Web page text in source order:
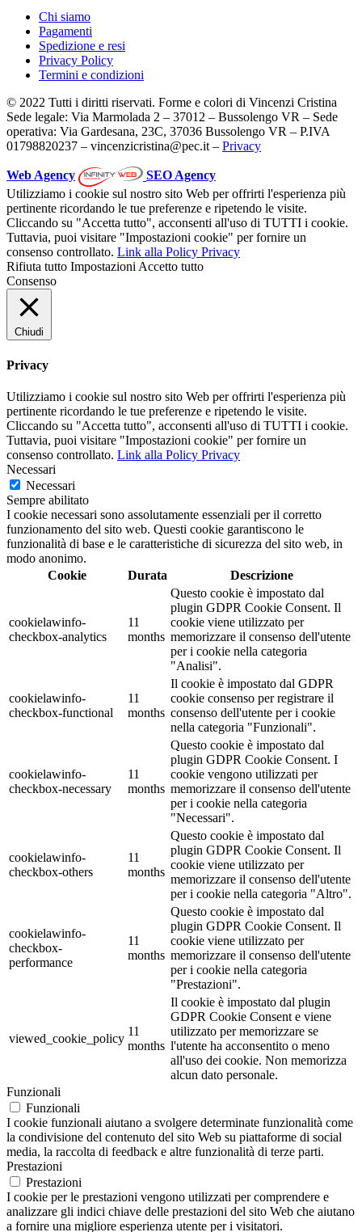
Chi siamo
Pagamenti
Spedizione e resi
Privacy Policy
Termini e condizioni
© 2022 Tutti i diritti riservati. Forme e colori di Vincenzi Cristina
Sede legale: Via Marmolada 2 – 37012 – Bussolengo VR – Sede
operativa: Via Gardesana, 23C, 37036 Bussolengo VR – P.IVA
01798820237 – vincenzicristina@pec.it – Privacy
Web Agency
SEO Agency
Utilizziamo i cookie sul nostro sito Web per offrirti l'esperienza più
pertinente ricordando le tue preferenze e ripetendo le visite.
Cliccando su "Accetta tutto", acconsenti all'uso di TUTTI i cookie.
Tuttavia, puoi visitare "Impostazioni cookie" per fornire un
consenso controllato. Link alla Policy Privacy
Rifiuta tutto Impostazioni Accetto tutto
Consenso
Chiudi
Privacy
Utilizziamo i cookie sul nostro sito Web per offrirti l'esperienza più
pertinente ricordando le tue preferenze e ripetendo le visite.
Cliccando su "Accetta tutto", acconsenti all'uso di TUTTI i cookie.
Tuttavia, puoi visitare "Impostazioni cookie" per fornire un
consenso controllato. Link alla Policy Privacy
Necessari
Necessari
Sempre abilitato
I cookie necessari sono assolutamente essenziali per il corretto
funzionamento del sito web. Questi cookie garantiscono le
funzionalità di base e le caratteristiche di sicurezza del sito web, in
modo anonimo.
Cookie
Durata Descrizione
cookielawinfo-
checkbox-analytics
11
months
Questo cookie è impostato dal
plugin GDPR Cookie Consent. Il
cookie viene utilizzato per
memorizzare il consenso dell'utente
per i cookie nella categoria
"Analisi".
cookielawinfo-
checkbox-functional
11
months
Il cookie è impostato dal GDPR
cookie consenso per registrare il
consenso dell'utente per i cookie
nella categoria "Funzionali".
cookielawinfo-
checkbox-necessary
11
months
Questo cookie è impostato dal
plugin GDPR Cookie Consent. I
cookie vengono utilizzati per
memorizzare il consenso dell'utente
per i cookie nella categoria
"Necessari".
cookielawinfo-
checkbox-others
11
months
Questo cookie è impostato dal
plugin GDPR Cookie Consent. Il
cookie viene utilizzato per
memorizzare il consenso dell'utente
per i cookie nella categoria "Altro".
cookielawinfo-
checkbox-
performance
11
months
Questo cookie è impostato dal
plugin GDPR Cookie Consent. Il
cookie viene utilizzato per
memorizzare il consenso dell'utente
per i cookie nella categoria
"Prestazioni".
viewed_cookie_policy
11
months
Il cookie è impostato dal plugin
GDPR Cookie Consent e viene
utilizzato per memorizzare se
l'utente ha acconsentito o meno
all'uso dei cookie. Non memorizza
alcun dato personale.
Funzionali
Funzionali
I cookie funzionali aiutano a svolgere determinate funzionalità come
la condivisione del contenuto del sito Web su piattaforme di social
media, la raccolta di feedback e altre funzionalità di terze parti.
Prestazioni
Prestazioni
I cookie per le prestazioni vengono utilizzati per comprendere e
analizzare gli indici chiave delle prestazioni del sito Web che aiutano
a fornire una migliore esperienza utente per i visitatori.